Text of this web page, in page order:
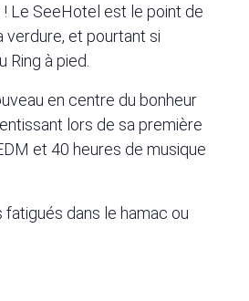
Le SeeHotel est le point de
verdure, et pourtant si
à pied.
en centre du bonheur
lors de sa première
et 40 heures de musique
dans le hamac ou